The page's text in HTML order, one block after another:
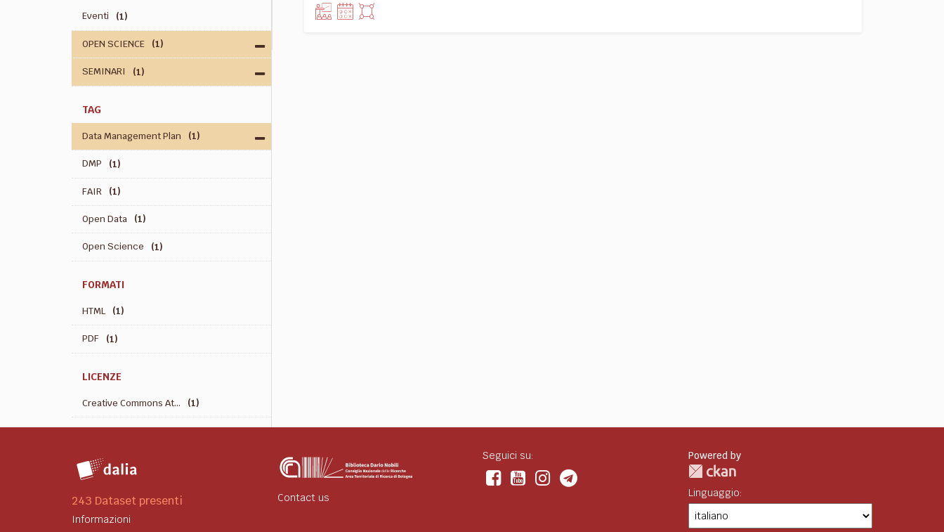
Eventi (1)
OPEN SCIENCE (1)
SEMINARI (1)
TAG
Data Management Plan (1)
DMP (1)
FAIR (1)
Open Data (1)
Open Science (1)
FORMATI
HTML (1)
PDF (1)
LICENZE
Creative Commons At... (1)
243 Dataset presenti
Informazioni
Contact us
Seguici su: Powered by
Linguaggio